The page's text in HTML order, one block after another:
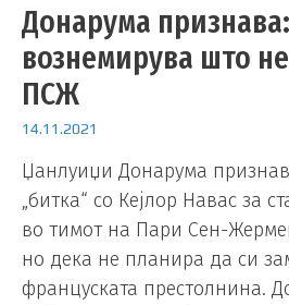
Донарума
вознемирува што
ПСЖ
14.11.2021
Џанлуиџи Донарума
„битка“ со Кејлор Навас за
во тимот на Пари Сен-
но дека не планира да си
француската престолнина.